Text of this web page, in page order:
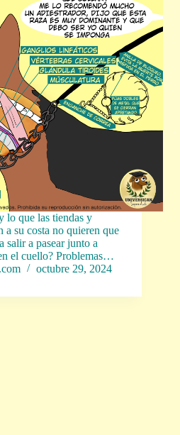
lo que las tiendas y
a su costa no quieren que
salir a pasear junto a
el cuello? Problemas…
octubre 29, 2024